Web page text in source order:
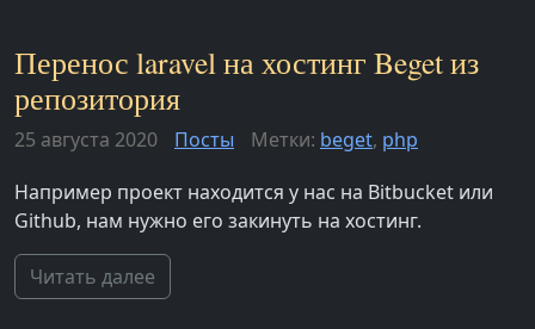
Перенос laravel на хостинг Beget из
репозитория
25 августа 2020 Посты Метки: beget, php
Например проект находится у нас на Bitbucket или
Github, нам нужно его закинуть на хостинг.
Читать далее